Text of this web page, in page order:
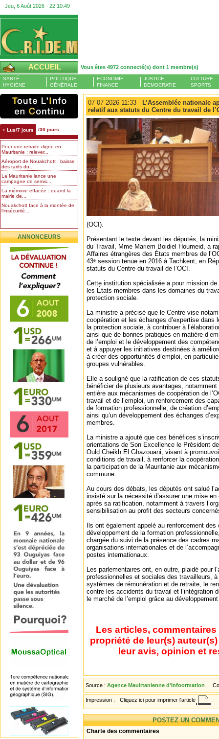
Jeu, 6 Août 2026 - 22:10:50
ACCUEIL Vous êtes 4972 connecté(s) dont 1 membre(s)
SANTÉ
HYGIÈNE
POLITIQUE
GÉNÉRALE
ECONOMIE
FINANCE
JUSTICE
DÉMOCRATIE
CULTURE
SPORTS
+ Lus/7 jours /30 jours
Pour une retraite digne en
Mauritanie : relever...
Aéroport de Nouakchott : baisse
des tarifs du...
La Mauritanie lance une
campagne de semis...
La mémoire effacée : quand la
mairie de...
Nouakchott face à la montée de
l’insécurité...
ANNONCEURS
07-07-2026 11:33 - L’Assemblée nationale
relatif aux statuts du Centre du travail de
(OCI).
Présentant le texte devant les députés, la
du Travail, Mme Mariem Boidiel Houmeid, a
Affaires étrangères des États membres de
43ᵉ session tenue en 2016 à Tachkent, en
statuts du Centre du travail de l’OCI.
Cette institution spécialisée a pour mission
les États membres dans les domaines du
protection sociale.
La ministre a précisé que le Centre vise
coopération et les échanges d’expertise dans
la protection sociale, à contribuer à
ainsi que de bonnes pratiques en matière
de l’emploi et le développement des
et à appuyer les initiatives destinées à
à créer des opportunités d’emploi, en
groupes vulnérables.
Elle a souligné que la ratification de ces
bénéficier de plusieurs avantages,
entière aux mécanismes de coopération de
travail et de l’emploi, un renforcement des
de formation professionnelle, de création
ainsi qu’un développement des échanges
membres.
La ministre a ajouté que ces bénéfices
orientations de Son Excellence le Président
Ould Cheikh El Ghazouani, visant à
conditions de travail, à renforcer la
la participation de la Mauritanie aux
commune.
Au cours des débats, les députés ont salué
insisté sur la nécessité d’assurer une mise
après sa ratification, notamment à travers
sensibilisation au profit des secteurs
Ils ont également appelé au renforcement
développement de la formation
chargée du suivi de la présence des cadres
organisations internationales et de
postes internationaux.
Les parlementaires ont, en outre, plaidé pour
professionnelles et sociales des travailleurs,
systèmes de rémunération et de retraite, le
contre les accidents du travail et l’intégration
le marché de l’emploi grâce au
Les articles,
propriété de leur(s)
leur avis, opinion et
Source : Agence Mauirtanienne d'Infoormation
Impression : Cliquez ici pour imprimer l'article
POSTEZ UN
Charte des commentaires